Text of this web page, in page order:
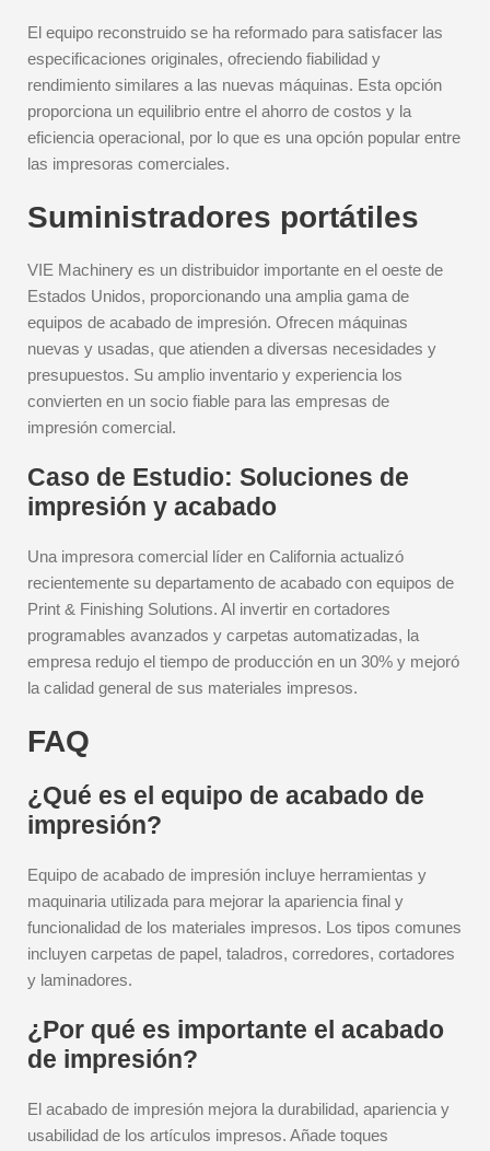
El equipo reconstruido se ha reformado para satisfacer las
especificaciones originales, ofreciendo fiabilidad y
rendimiento similares a las nuevas máquinas. Esta opción
proporciona un equilibrio entre el ahorro de costos y la
eficiencia operacional, por lo que es una opción popular entre
las impresoras comerciales.
Suministradores portátiles
VIE Machinery es un distribuidor importante en el oeste de
Estados Unidos, proporcionando una amplia gama de
equipos de acabado de impresión. Ofrecen máquinas
nuevas y usadas, que atienden a diversas necesidades y
presupuestos. Su amplio inventario y experiencia los
convierten en un socio fiable para las empresas de
impresión comercial.
Caso de Estudio: Soluciones de
impresión y acabado
Una impresora comercial líder en California actualizó
recientemente su departamento de acabado con equipos de
Print & Finishing Solutions. Al invertir en cortadores
programables avanzados y carpetas automatizadas, la
empresa redujo el tiempo de producción en un 30% y mejoró
la calidad general de sus materiales impresos.
FAQ
¿Qué es el equipo de acabado de
impresión?
Equipo de acabado de impresión incluye herramientas y
maquinaria utilizada para mejorar la apariencia final y
funcionalidad de los materiales impresos. Los tipos comunes
incluyen carpetas de papel, taladros, corredores, cortadores
y laminadores.
¿Por qué es importante el acabado
de impresión?
El acabado de impresión mejora la durabilidad, apariencia y
usabilidad de los artículos impresos. Añade toques